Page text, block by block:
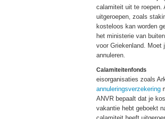
calamiteit uit te roepen.
uitgeroepen, zoals
kosteloos kan worden
het ministerie van
voor Griekenland. Moet
annuleren.
Calamiteitenfonds
eisorganisaties zoals
annuleringsverzekering
ANVR bepaalt dat je
vakantie hebt geboekt